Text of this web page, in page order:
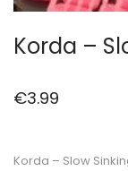
Korda –
€3.99
Korda – Slow